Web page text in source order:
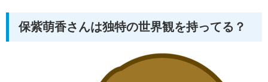
保紫萌香さんは独特の世界観を持ってる？